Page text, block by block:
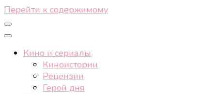
Перейти к содержимому
Кино и сериалы
Киноистории
Рецензии
Герой дня